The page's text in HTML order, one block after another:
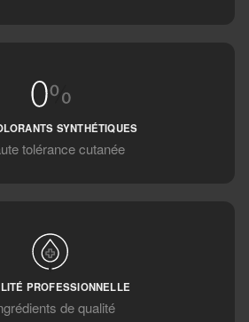
SYNTHÉTIQUES
tolérance cutanée
PROFESSIONNELLE
de qualité